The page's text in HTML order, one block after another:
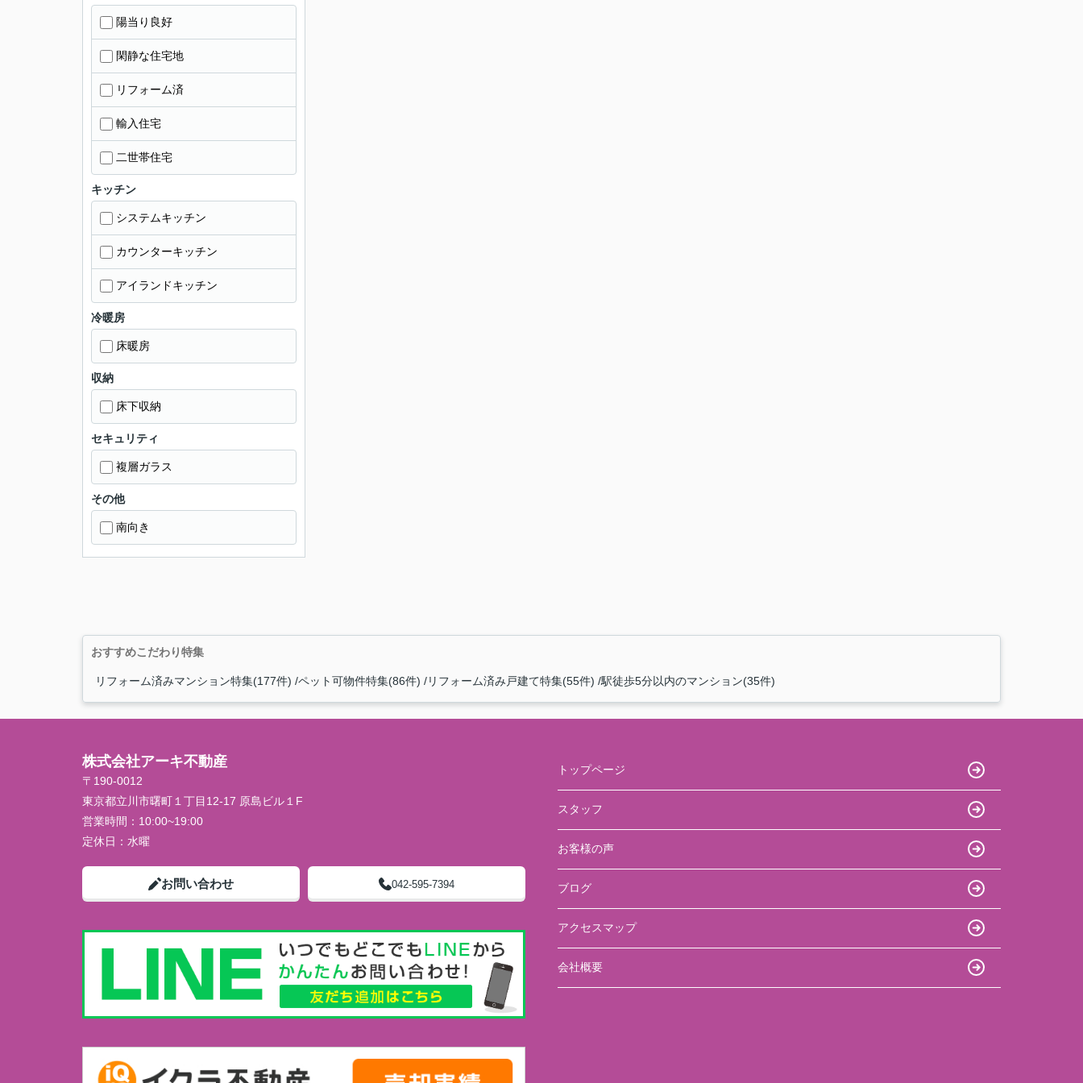
陽当り良好
閑静な住宅地
リフォーム済
輸入住宅
二世帯住宅
キッチン
システムキッチン
カウンターキッチン
アイランドキッチン
冷暖房
床暖房
収納
床下収納
セキュリティ
複層ガラス
その他
南向き
おすすめこだわり特集
リフォーム済みマンション特集(177件) ペット可物件特集(86件) リフォーム済み戸建て特集(55件) 駅徒歩5分以内のマンション(35件)
株式会社アーキ不動産
〒190-0012
東京都立川市曙町１丁目12-17 原島ビル１F
営業時間： 10:00~19:00
定休日： 水曜
お問い合わせ 042-595-7394
トップページ
スタッフ
お客様の声
ブログ
アクセスマップ
会社概要